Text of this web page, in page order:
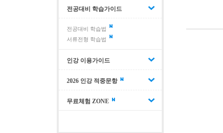
전공대비 학습가이드
전공대비 학습법
서류전형 학습법
인강 이용가이드
2026 인강 적중문항
무료체험 ZONE